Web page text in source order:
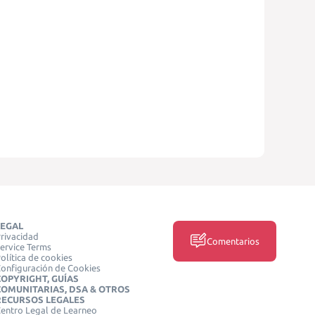
Terms
de cookies
de Cookies
GUÍAS
DSA & OTROS
LEGALES
Legal de Learneo
Comentarios